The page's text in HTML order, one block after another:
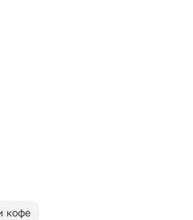
кофе